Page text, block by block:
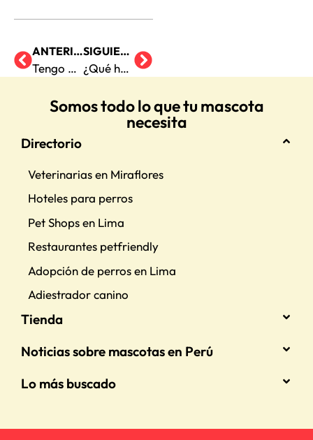
ANTERIOR
Tengo un perro agresivo ¿Tiene remedio?
SIGUIENTE
¿Qué hacer cuando mi perro entra en celo?
Somos todo lo que tu mascota
necesita
Directorio
Veterinarias en Miraflores
Hoteles para perros
Pet Shops en Lima
Restaurantes petfriendly
Adopción de perros en Lima
Adiestrador canino
Tienda
Noticias sobre mascotas en Perú
Lo más buscado